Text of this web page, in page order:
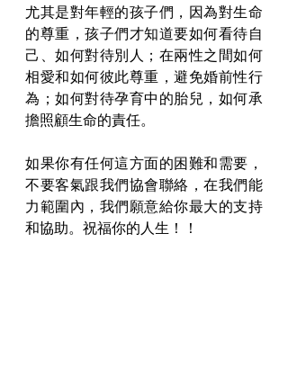
尤其是對年輕的孩子們，因為對生命
的尊重，孩子們才知道要如何看待自
己、如何對待別人；在兩性之間如何
相愛和如何彼此尊重，避免婚前性行
為；如何對待孕育中的胎兒，如何承
擔照顧生命的責任。
如果你有任何這方面的困難和需要，
不要客氣跟我們協會聯絡，在我們能
力範圍內，我們願意給你最大的支持
和協助。祝福你的人生！！